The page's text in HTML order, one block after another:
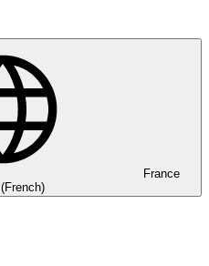
France
(French)